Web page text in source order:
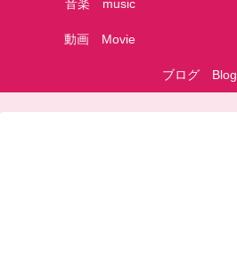
音楽 music
動画 Movie
ブログ Blog